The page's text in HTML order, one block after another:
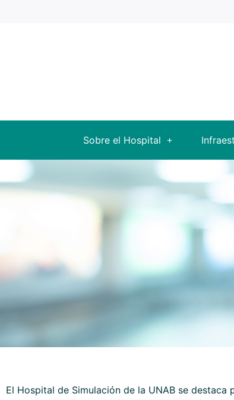
Sobre el Hospital
El Hospital de Simulación de la UNAB se